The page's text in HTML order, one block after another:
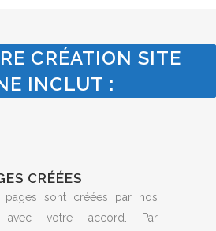
CRÉATION SITE
INCLUT :
CRÉÉES
pages sont créées par nos
avec votre accord. Par